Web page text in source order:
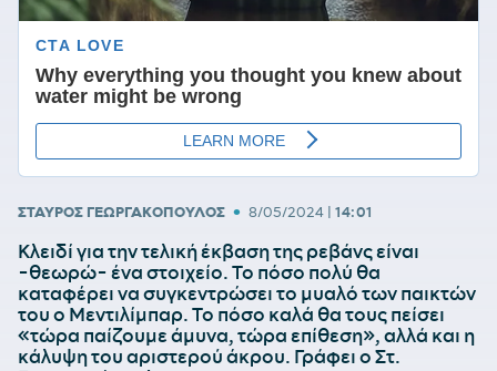
ΣΤΑΥΡΟΣ ΓΕΩΡΓΑΚΟΠΟΥΛΟΣ • 8/05/2024 | 14:01
Κλειδί για την τελική έκβαση της ρεβάνς είναι
-θεωρώ- ένα στοιχείο. Το πόσο πολύ θα
καταφέρει να συγκεντρώσει το μυαλό των παικτών
του ο Μεντιλίμπαρ. Το πόσο καλά θα τους πείσει
«τώρα παίζουμε άμυνα, τώρα επίθεση», αλλά και η
κάλυψη του αριστερού άκρου. Γράφει ο Στ.